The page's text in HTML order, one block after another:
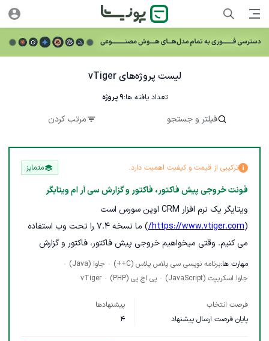
لیست پروژه‌های vTiger
تعداد یافته ها:9پروژه
فیلتر و جستجو مرتب کردن
ترکیبی از قیمت و کیفیت اهمیت دارد. متمایز
فونت خروجی پیش فاکتور، فاکتور و گزارش سی آر ام ویتایگر
ویتایگر یک نرم افزار CRM اوپن سورس است
(
https://www.vtiger.com/
) ما نسخه 7.4 را تحت وب استفاده
می کنیم. وقتی میخواهیم خروجی پیش فاکتور، فاکتور و گزارش
بگیریم فونت اصلی که IRANsans هست رو نمیخونه و با یک فونت
دیگه میتونیم خروجی بگیریم.
مهارت ها:برنامه نویسی سی پلاس پلاس (C++)
جاوا (Java)
جاوا اسکریپت (JavaScript)
پی اچ پی (PHP) vTiger
فرصت انتخاب
پایان فرصت ارسال پیشنهاد
پیشنهادها
4